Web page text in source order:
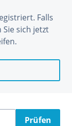
Falls
sich jetzt
Prüfen